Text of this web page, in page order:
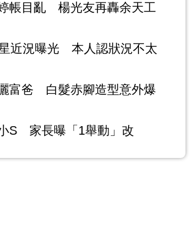
帳目亂 楊光友再轟余天工
近況曝光 本人認狀況不太
富爸 白髮赤腳造型意外爆
S 家長曝「1舉動」改